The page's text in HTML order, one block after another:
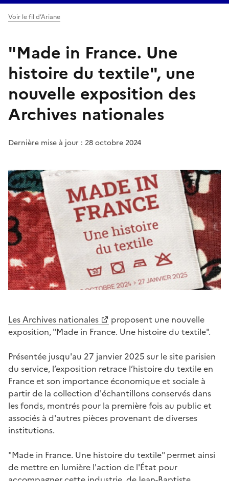
Voir le fil d’Ariane
"Made in France. Une
histoire du textile", une
nouvelle exposition des
Archives nationales
Dernière mise à jour : 28 octobre 2024
Les Archives nationales
proposent une nouvelle
exposition, "Made in France. Une histoire du textile".
Présentée jusqu'au 27 janvier 2025 sur le site parisien
du service, l’exposition retrace l’histoire du textile en
France et son importance économique et sociale à
partir de la collection d'échantillons conservés dans
les fonds, montrés pour la première fois au public et
associés à d'autres pièces provenant de diverses
institutions.
"Made in France. Une histoire du textile" permet ainsi
de mettre en lumière l'action de l'État pour